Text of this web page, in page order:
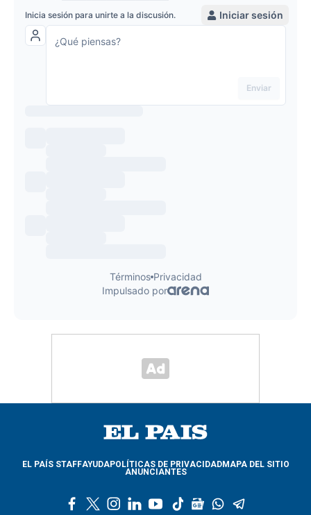
EL PAÍS STAFFAYUDAPOLÍTICAS DE PRIVACIDADMAPA DEL SITIO
ANUNCIANTES
l
y
t
g
w